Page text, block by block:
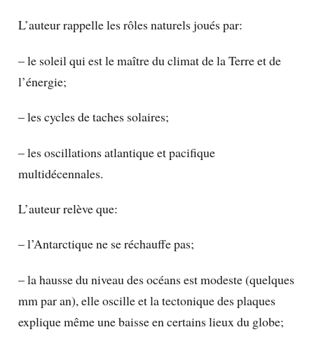
L’auteur rappelle les rôles naturels joués par:
– le soleil qui est le maître du climat de la Terre et de
l’énergie;
– les cycles de taches solaires;
– les oscillations atlantique et pacifique
multidécennales.
L’auteur relève que:
– l’Antarctique ne se réchauffe pas;
– la hausse du niveau des océans est modeste (quelques
mm par an), elle oscille et la tectonique des plaques
explique même une baisse en certains lieux du globe;